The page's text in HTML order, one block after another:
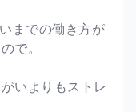
までの働き方が
で。
いよりもストレ